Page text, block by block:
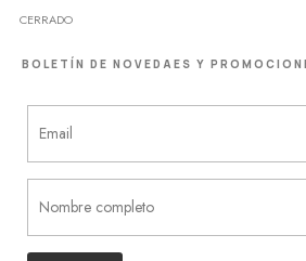
CERRADO
BOLETÍN DE NOVEDAES Y